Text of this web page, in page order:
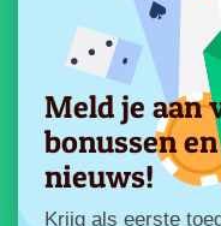
Meld je aan
bonussen
nieuws!
Krijg als eerste